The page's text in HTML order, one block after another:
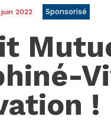
2022 Sponsorisé
!